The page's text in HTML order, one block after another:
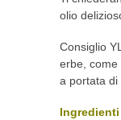
olio
Consiglio
erbe, come
a portata di
Ingredienti